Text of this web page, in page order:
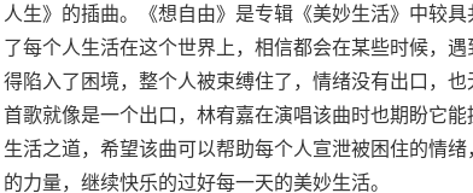
人生》的插曲。《想自由》是专辑《美妙生活》中较
了每个人生活在这个世界上，相信都会在某些时候，
得陷入了困境，整个人被束缚住了，情绪没有出口，
首歌就像是一个出口，林宥嘉在演唱该曲时也期盼它
生活之道，希望该曲可以帮助每个人宣泄被困住的情
的力量，继续快乐的过好每一天的美妙生活。